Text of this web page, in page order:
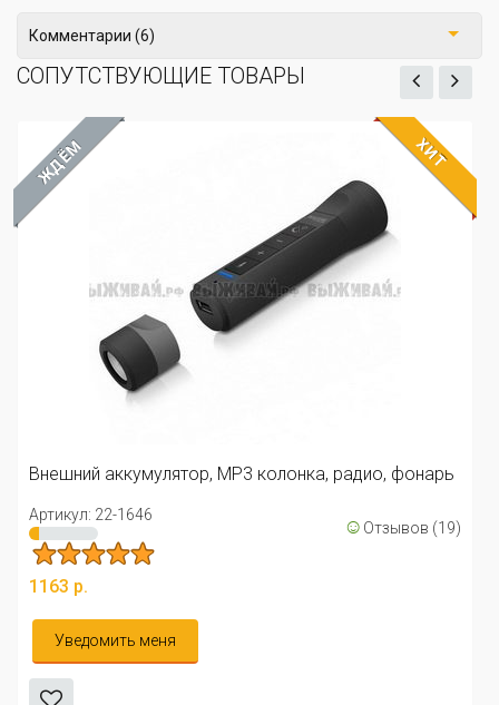
Комментарии (6)
СОПУТСТВУЮЩИЕ ТОВАРЫ
ЖДЁМ ХИТ
Внешний аккумулятор, MP3 колонка, радио, фонарь
Артикул: 22-1646 ☺ Отзывов (19)
1163 р.
Уведомить меня